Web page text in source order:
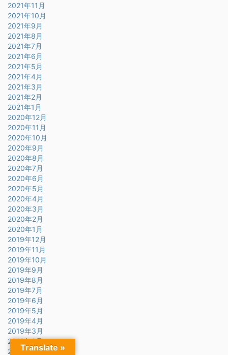
2021年11月
2021年10月
2021年9月
2021年8月
2021年7月
2021年6月
2021年5月
2021年4月
2021年3月
2021年2月
2021年1月
2020年12月
2020年11月
2020年10月
2020年9月
2020年8月
2020年7月
2020年6月
2020年5月
2020年4月
2020年3月
2020年2月
2020年1月
2019年12月
2019年11月
2019年10月
2019年9月
2019年8月
2019年7月
2019年6月
2019年5月
2019年4月
2019年3月
2019年2月
2019年1月
Translate »